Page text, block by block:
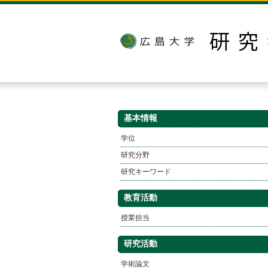
基本情報
学位
研究分野
研究キーワード
教育活動
授業担当
研究活動
学術論文